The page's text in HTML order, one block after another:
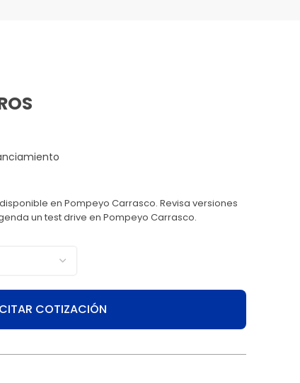
en Pompeyo Carrasco. Revisa versiones
un test drive en Pompeyo Carrasco.
COTIZACIÓN